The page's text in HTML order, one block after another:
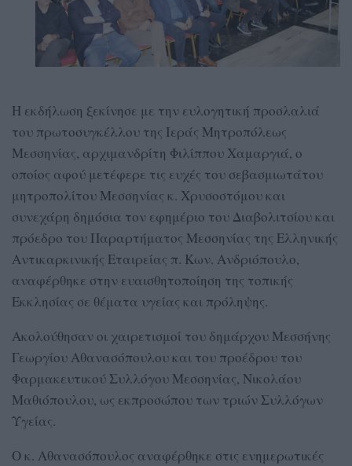
Η εκδήλωση ξεκίνησε με την ευλογητική προσλαλιά
του πρωτοσυγκέλλου της Ιεράς Μητροπόλεως
Μεσσηνίας, αρχιμανδρίτη Φιλίππου Χαμαργιά, ο
οποίος αφού μετέφερε τις ευχές του σεβασμιωτάτου
μητροπολίτου Μεσσηνίας κ. Χρυσοστόμου και
συνεχάρη δημόσια τον εφημέριο του Διαβολιτσίου και
πρόεδρο του Παραρτήματος Μεσσηνίας της Ελληνικής
Αντικαρκινικής Εταιρείας π. Κων. Ανδριόπουλο,
αναφέρθηκε στην ευαισθητοποίηση της τοπικής
Εκκλησίας σε θέματα υγείας και πρόληψης.
Ακολούθησαν οι χαιρετισμοί του δημάρχου Μεσσήνης
Γεωργίου Αθανασόπουλου και του προέδρου του
Φαρμακευτικού Συλλόγου Μεσσηνίας, Νικολάου
Μαθιόπουλου, ως εκπροσώπου των τριών Συλλόγων
Υγείας.
Ο κ. Αθανασόπουλος αναφέρθηκε στις ενημερωτικές